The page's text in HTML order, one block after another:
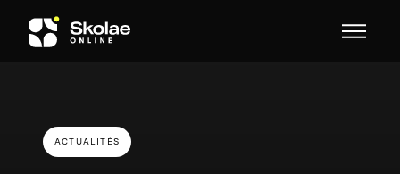
Skip to content
ACTUALITÉS